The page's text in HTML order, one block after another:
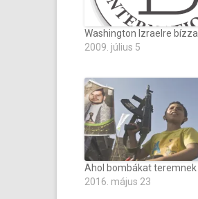
Washington Izraelre bízza
2009. július 5
Ahol bombákat
2016. május 23